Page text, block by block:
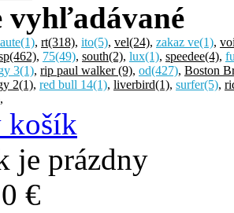
vyhľadávané
(1), rt(318), ito(5), vel(24), zakaz ve(1),
(462), 75(49), south(2), lux(1), speedee(4),
3(1), rip paul walker(9), od(427), Boston
2(1), red bull 14(1), liverbird(1), surfer(5),
,
košík
je prázdny
0 €